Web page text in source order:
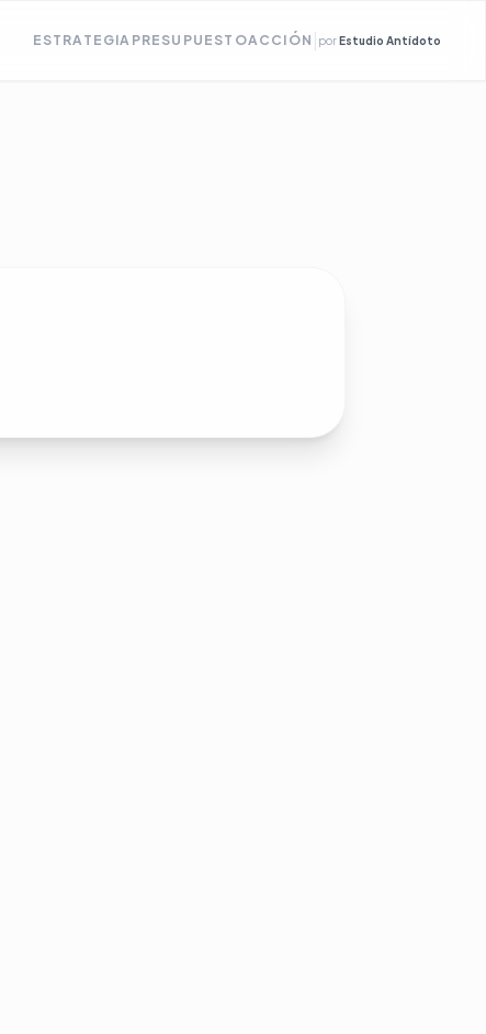
ESTRATEGIA PRESUPUESTOACCIÓN porEstudio Antídoto